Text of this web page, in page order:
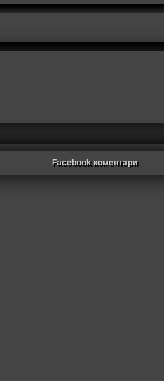
Facebook коментари